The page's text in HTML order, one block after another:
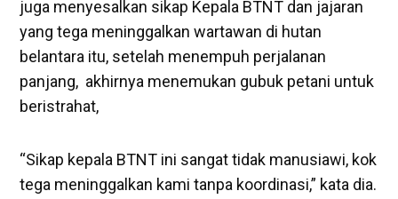
juga menyesalkan sikap Kepala BTNT dan jajaran
yang tega meninggalkan wartawan di hutan
belantara itu, setelah menempuh perjalanan
panjang, akhirnya menemukan gubuk petani untuk
beristrahat,
“Sikap kepala BTNT ini sangat tidak manusiawi, kok
tega meninggalkan kami tanpa koordinasi,” kata dia.